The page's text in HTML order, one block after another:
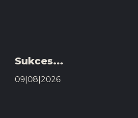
Sukces...
09|08|2026